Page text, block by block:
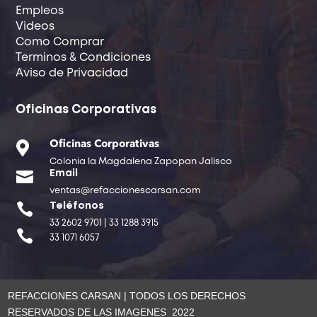
Empleos
Videos
Como Comprar
Terminos & Condiciones
Aviso de Privacidad
Oficinas Corporativas
 Oficinas Corporativas
Colonia la Magdalena Zapopan Jalisco
 Email
ventas@refaccionescarsan.com
 Teléfonos
33 2602 9701 | 33 1288 3915
 33 1071 6057
REFACCIONES CARSAN | TODOS LOS DERECHOS
RESERVADOS DE LAS IMAGENES 2022